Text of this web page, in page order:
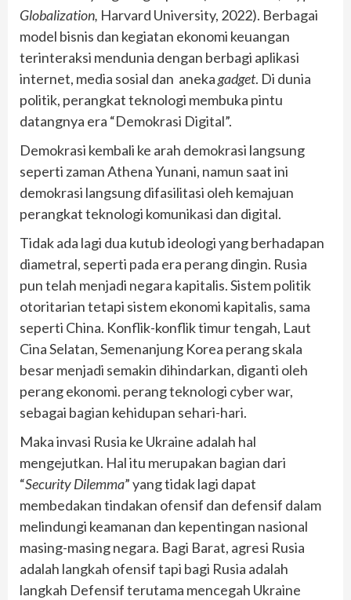
Globalization, Harvard University, 2022). Berbagai
model bisnis dan kegiatan ekonomi keuangan
terinteraksi mendunia dengan berbagi aplikasi
internet, media sosial dan anekagadget. Di dunia
politik, perangkat teknologi membuka pintu
datangnya era “Demokrasi Digital”.
Demokrasi kembali ke arah demokrasi langsung
seperti zaman Athena Yunani, namun saat ini
demokrasi langsung difasilitasi oleh kemajuan
perangkat teknologi komunikasi dan digital.
Tidak ada lagi dua kutub ideologi yang berhadapan
diametral, seperti pada era perang dingin. Rusia
pun telah menjadi negara kapitalis. Sistem politik
otoritarian tetapi sistem ekonomi kapitalis, sama
seperti China. Konflik-konflik timur tengah, Laut
Cina Selatan, Semenanjung Korea perang skala
besar menjadi semakin dihindarkan, diganti oleh
perang ekonomi. perang teknologi cyber war,
sebagai bagian kehidupan sehari-hari.
Maka invasi Rusia ke Ukraine adalah hal
mengejutkan. Hal itu merupakan bagian dari
“Security Dilemma” yang tidak lagi dapat
membedakan tindakan ofensif dan defensif dalam
melindungi keamanan dan kepentingan nasional
masing-masing negara. Bagi Barat, agresi Rusia
adalah langkah ofensif tapi bagi Rusia adalah
langkah Defensif terutama mencegah Ukraine